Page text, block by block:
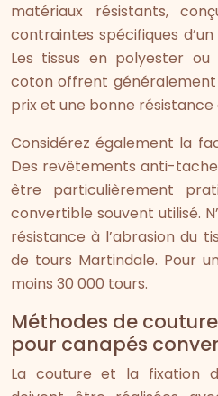
matériaux résistants,
contraintes spécifiques
Les tissus en polyester
coton offrent
prix et une bonne résistance
Considérez également la
Des revêtements anti-
être particulièrement
convertible souvent utilisé.
résistance à l’abrasion du
de tours Martindale. Pour
moins 30 000 tours.
Méthodes de
pour canapés
La couture et la fixation